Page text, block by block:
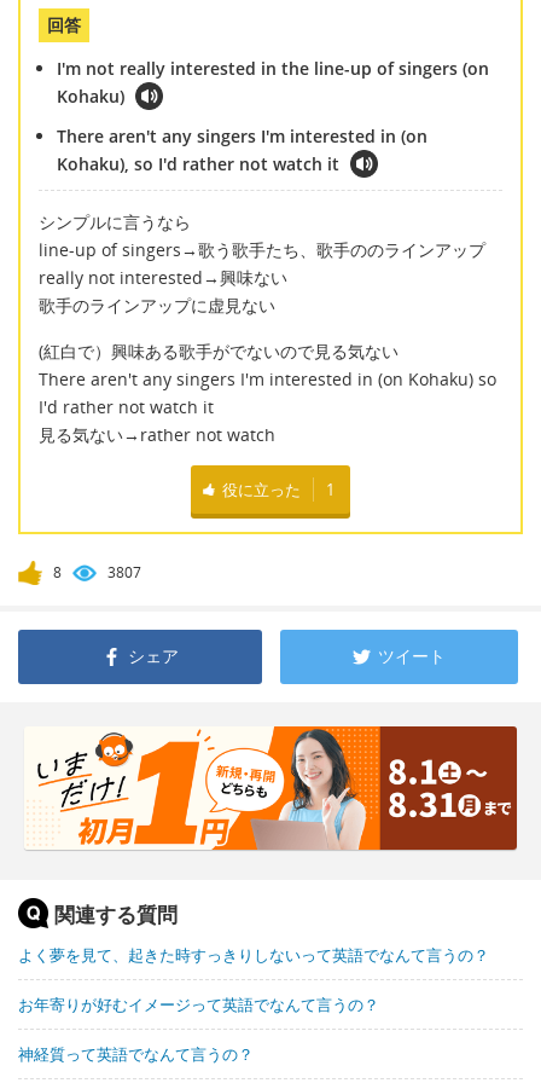
回答
I'm not really interested in the line-up of singers (on
Kohaku)
There aren't any singers I'm interested in (on
Kohaku), so I'd rather not watch it
シンプルに言うなら
line-up of singers→歌う歌手たち、歌手ののラインアップ
really not interested→興味ない
歌手のラインアップに虚見ない
(紅白で）興味ある歌手がでないので見る気ない
There aren't any singers I'm interested in (on Kohaku) so
I'd rather not watch it
見る気ない→rather not watch
役に立った 1
8 3807
シェア ツイート
関連する質問
よく夢を見て、起きた時すっきりしないって英語でなんて言うの？
お年寄りが好むイメージって英語でなんて言うの？
神経質って英語でなんて言うの？